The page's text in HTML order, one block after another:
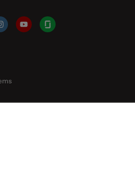
YouTubeGlassdoor